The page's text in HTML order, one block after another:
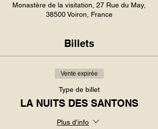
Monastère de la visitation, 27 Rue du May,
38500 Voiron, France
Billets
Vente expirée
Type de billet
LA NUITS DES SANTONS
Plus d'info